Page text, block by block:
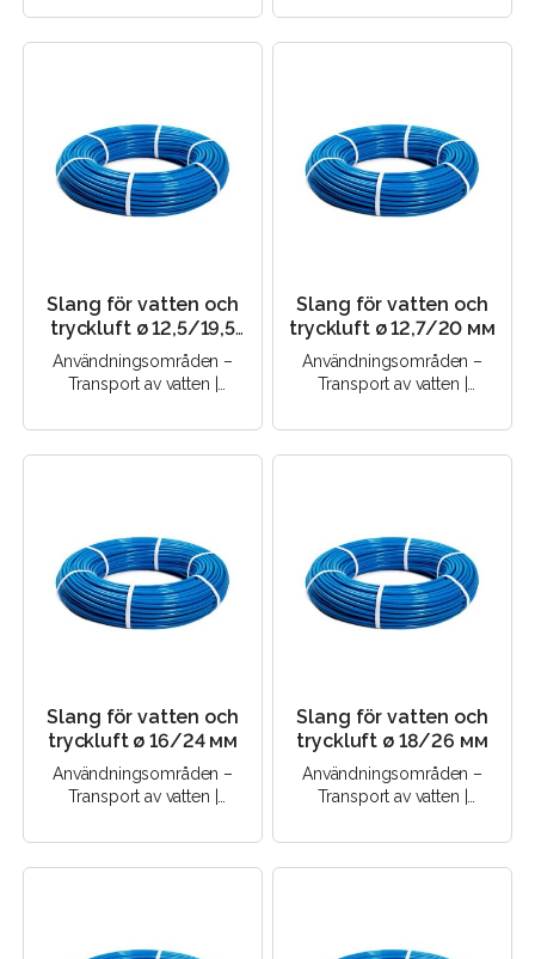
Slang för vatten och
tryckluft ø 12,5/19,5
мм
Användningsområden –
Transport av vatten |
Slang för vatten och
tryckluft ø 12,7/20 мм
Användningsområden –
Transport av vatten |
Slang för vatten och
tryckluft ø 16/24 мм
Användningsområden –
Transport av vatten |
Slang för vatten och
tryckluft ø 18/26 мм
Användningsområden –
Transport av vatten |